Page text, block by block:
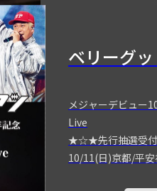
ベリーグ
メジャーデビュー
Live
★☆★先行抽選受
10/11(日)京都/平